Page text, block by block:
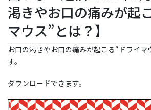
渇きやお口の痛みが起
マウス”とは？】
お口の渇きやお口の痛みが起こる“ドライマ
す。
ダウンロードできます。